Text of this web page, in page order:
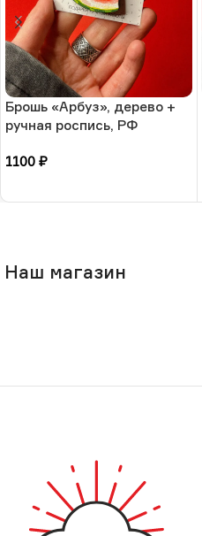
Брошь «Арбуз», дерево +
ручная роспись, РФ
1100 ₽
Наш магазин